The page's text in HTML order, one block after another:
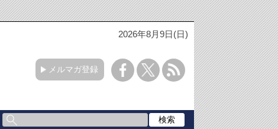
2026年8月9日(日)
メルマガ登録